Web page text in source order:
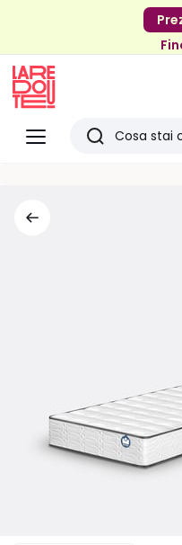
Menu
Redoute
Ricerca